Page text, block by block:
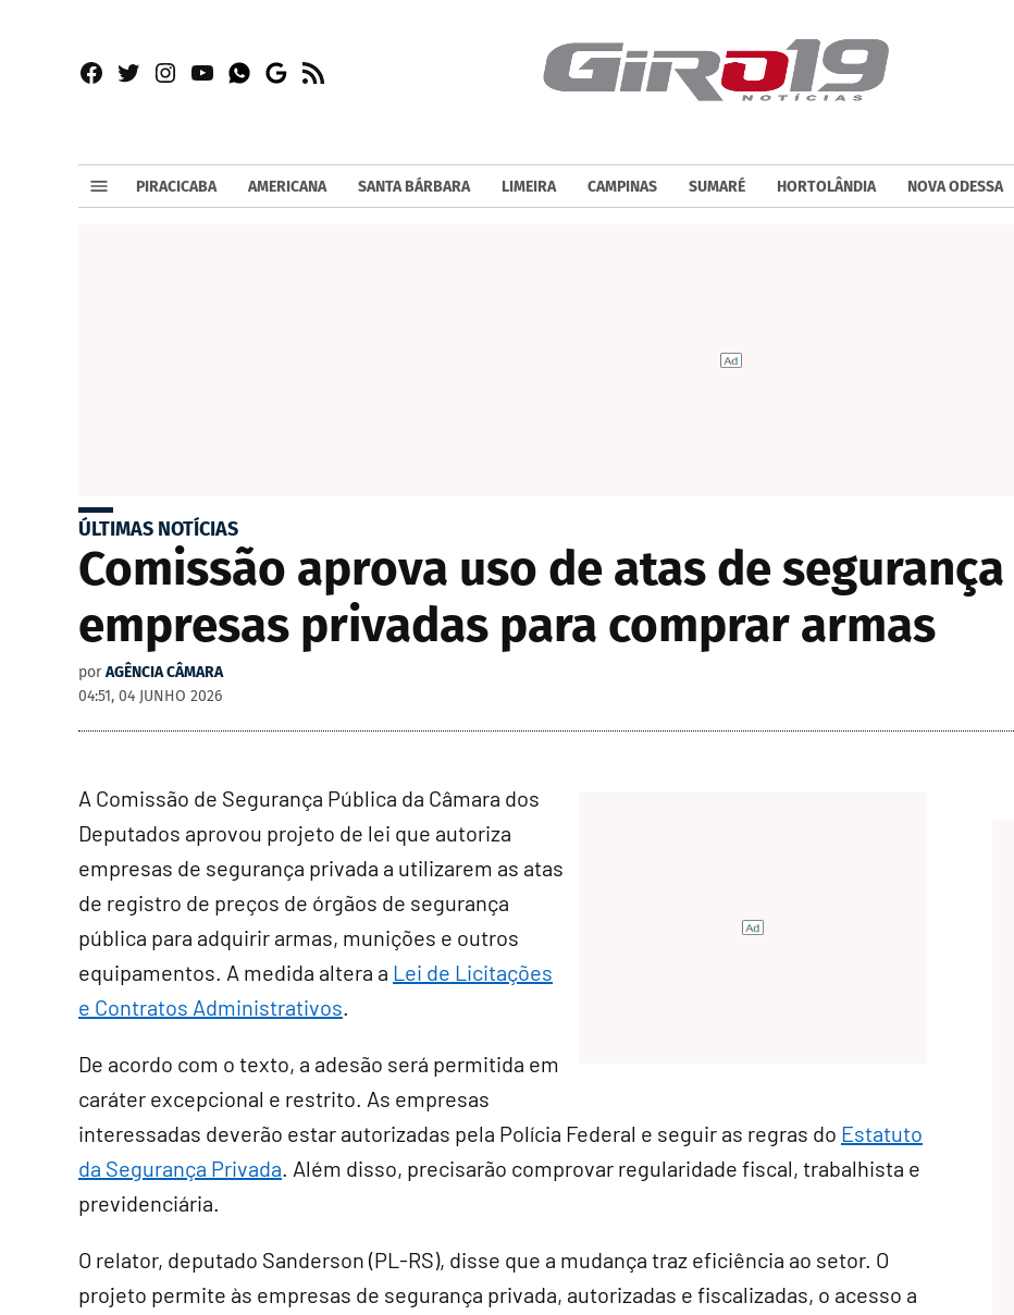
Facebook
TwitterInstagram
YouTubeWhatsapp
Google
RSS
PIRACICABA AMERICANA SANTA BÁRBARA LIMEIRA CAMPINAS SUMARÉ HORTOLÂNDIA NOVA ODESSA
ÚLTIMAS NOTÍCIAS
Comissão aprova uso de atas de
empresas privadas para comprar armas
por AGÊNCIA CÂMARA
04:51, 04 JUNHO 2026
A Comissão de Segurança Pública da Câmara dos
Deputados aprovou projeto de lei que autoriza
empresas de segurança privada a utilizarem as atas
de registro de preços de órgãos de segurança
pública para adquirir armas, munições e outros
equipamentos. A medida altera a Lei de Licitações
e Contratos Administrativos.
De acordo com o texto, a adesão será permitida em
caráter excepcional e restrito. As empresas
interessadas deverão estar autorizadas pela Polícia Federal e seguir as regras do Estatuto
da Segurança Privada. Além disso, precisarão comprovar regularidade fiscal, trabalhista e
previdenciária.
O relator, deputado Sanderson (PL-RS), disse que a mudança traz eficiência ao setor. O
projeto permite às empresas de segurança privada, autorizadas e fiscalizadas, o acesso a